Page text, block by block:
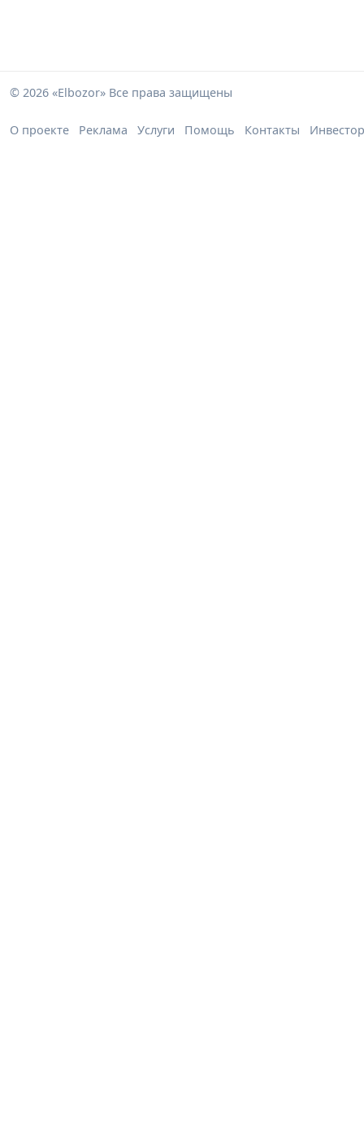
© 2026 «Elbozor» Все права защищены
О проекте Реклама Услуги Помощь Контакты